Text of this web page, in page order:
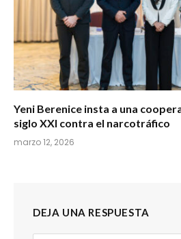
Yeni Berenice insta a una
siglo XXI contra el narcotráfico
marzo 12, 2026
DEJA UNA RESPUESTA